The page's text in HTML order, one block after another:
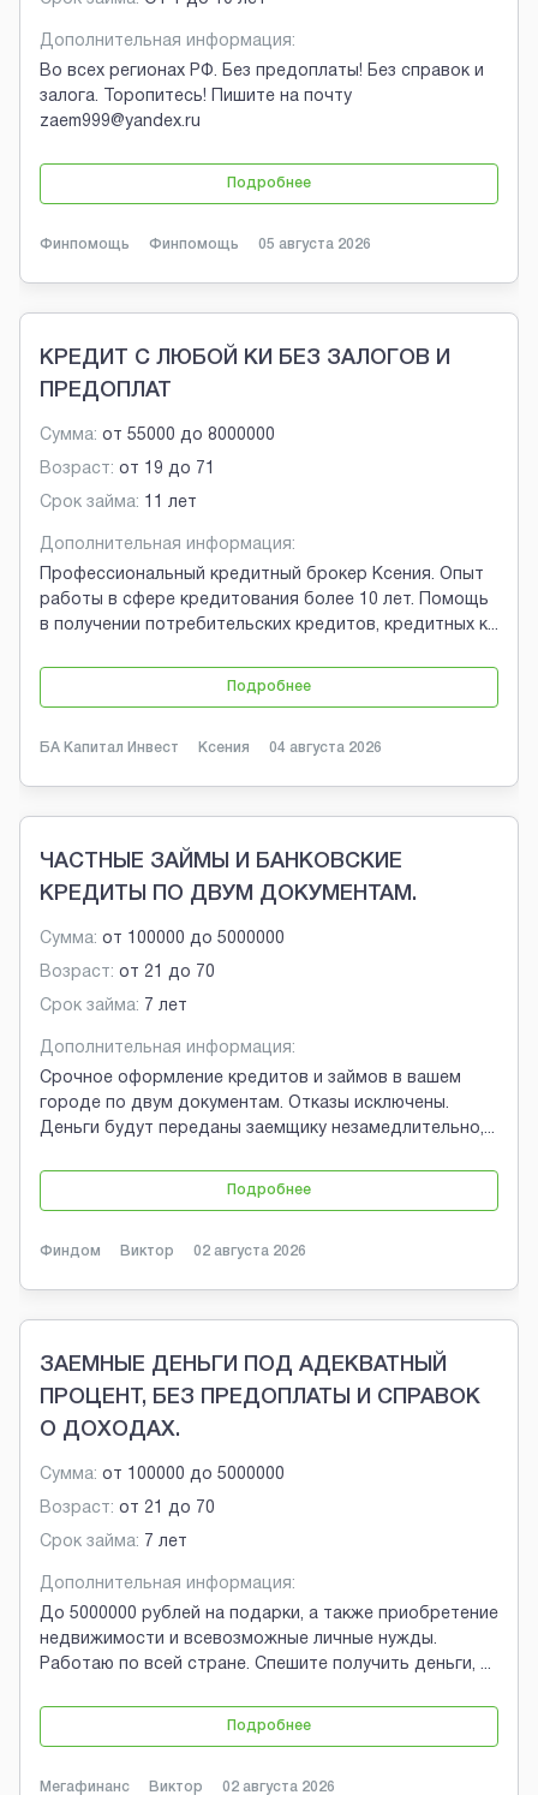
Дополнительная информация:
Во всех регионах РФ. Без предоплаты! Без справок и
залога. Торопитесь! Пишите на почту
zaem999@yandex.ru
Подробнее
Финпомощь Финпомощь 05 августа 2026
КРЕДИТ С ЛЮБОЙ КИ БЕЗ ЗАЛОГОВ И
ПРЕДОПЛАТ
Сумма: от 55000 до 8000000
Возраст: от 19 до 71
Срок займа: 11 лет
Дополнительная информация:
Профессиональный кредитный брокер Ксения. Опыт
работы в сфере кредитования более 10 лет. Помощь
в получении потребительских кредитов, кредитных к...
Подробнее
БА Капитал Инвест Ксения 04 августа 2026
ЧАСТНЫЕ ЗАЙМЫ И БАНКОВСКИЕ
КРЕДИТЫ ПО ДВУМ ДОКУМЕНТАМ.
Сумма: от 100000 до 5000000
Возраст: от 21 до 70
Срок займа: 7 лет
Дополнительная информация:
Срочное оформление кредитов и займов в вашем
городе по двум документам. Отказы исключены.
Деньги будут переданы заемщику незамедлительно,...
Подробнее
Финдом Виктор 02 августа 2026
ЗАЕМНЫЕ ДЕНЬГИ ПОД АДЕКВАТНЫЙ
ПРОЦЕНТ, БЕЗ ПРЕДОПЛАТЫ И СПРАВОК
О ДОХОДАХ.
Сумма: от 100000 до 5000000
Возраст: от 21 до 70
Срок займа: 7 лет
Дополнительная информация:
До 5000000 рублей на подарки, а также приобретение
недвижимости и всевозможные личные нужды.
Работаю по всей стране. Спешите получить деньги, ...
Подробнее
Мегафинанс Виктор 02 августа 2026